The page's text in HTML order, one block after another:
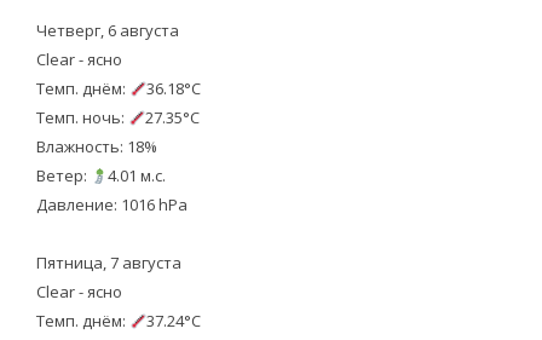
Четверг, 6 августа
Clear - ясно
Темп. днём:
36.18°C
Темп. ночь:
27.35°C
Влажность: 18%
Ветер:
4.01 м.с.
Давление: 1016 hPa
Пятница, 7 августа
Clear - ясно
Темп. днём:
37.24°C